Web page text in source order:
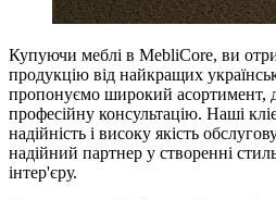
Купуючи меблі в MebliCore, ви
продукцію від найкращих
пропонуємо широкий асортимент,
професійну консультацію. Наші
надійність і високу якість
надійний партнер у створенні
інтер'єру.